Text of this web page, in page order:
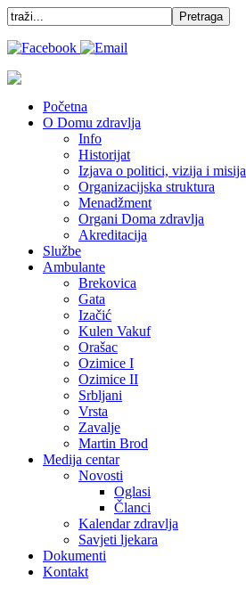
Početna
O Domu zdravlja
Info
Historijat
Izjava o politici, vizija i misija
Organizacijska struktura
Menadžment
Organi Doma zdravlja
Akreditacija
Službe
Ambulante
Brekovica
Gata
Izačić
Kulen Vakuf
Orašac
Ozimice I
Ozimice II
Srbljani
Vrsta
Zavalje
Martin Brod
Medija centar
Novosti
Oglasi
Članci
Kalendar zdravlja
Savjeti ljekara
Dokumenti
Kontakt